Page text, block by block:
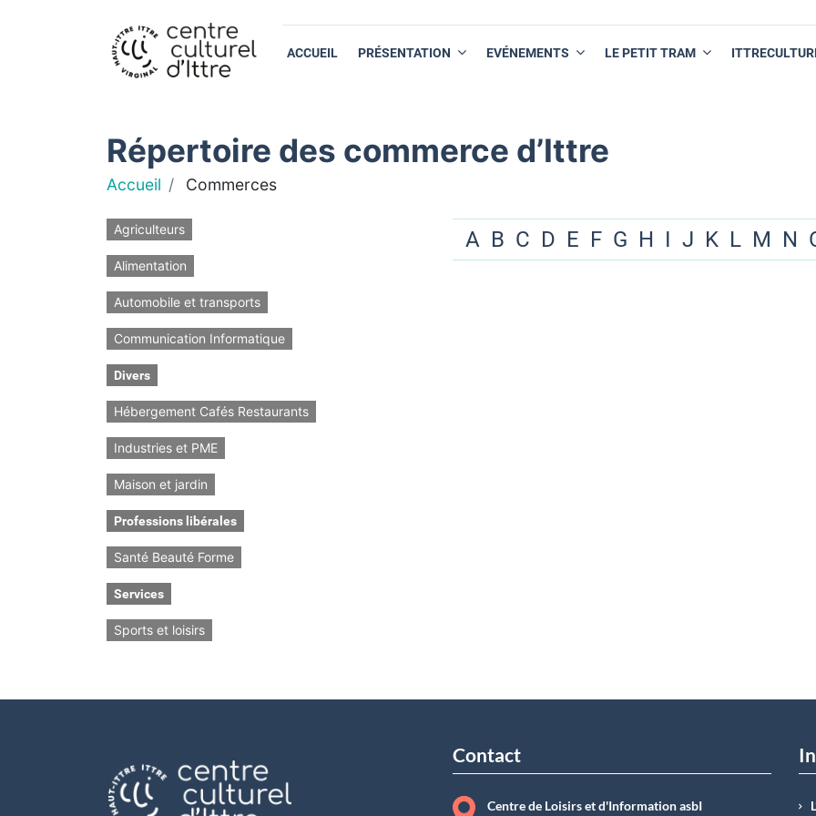
ACCUEIL PRÉSENTATION EVÉNEMENTS LE PETIT TRAM
Répertoire des commerce d’Ittre
Accueil Commerces
Agriculteurs
Alimentation
Automobile et transports
Communication Informatique
Divers
Hébergement Cafés Restaurants
Industries et PME
Maison et jardin
Professions libérales
Santé Beauté Forme
Services
Sports et loisirs
A B C D E F G H I J K L M N
Contact
Centre de Loisirs et d'Information asbI